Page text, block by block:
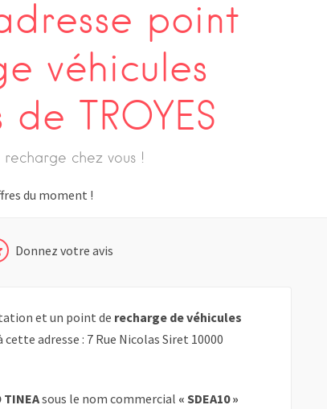
point
véhicules
TROYES
chez vous !
du moment !
Donnez votre avis
et un point de recharge de véhicules
adresse : 7 Rue Nicolas Siret 10000
TINEAsous le nom commercial « SDEA10 »